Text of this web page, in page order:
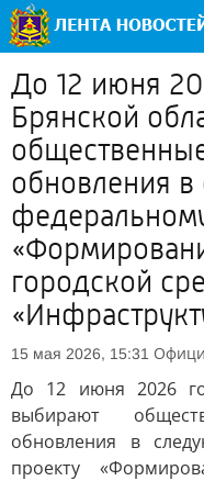
До 12 июня
Брянской
обновления
городской
15 мая 2026, 15:31
До 12 июня 2026
выбирают
обновления в
проекту